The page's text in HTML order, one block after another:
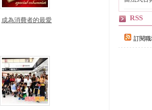
成為消費者的最愛 RSS
訂閱